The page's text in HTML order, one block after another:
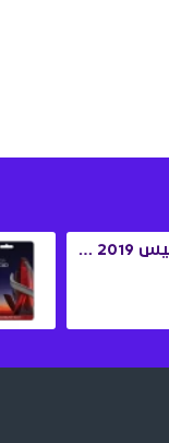
ويندوز 10 برو + اوفيس 2019 برو بلس